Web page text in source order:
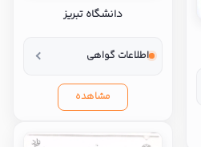
دانشگاه تبریز
اطلاعات گواهی
مشاهده